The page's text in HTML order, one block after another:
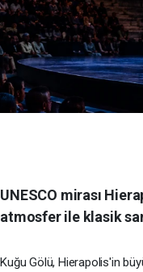
UNESCO mirası
atmosfer ile klasik
Kuğu Gölü, Hierapolis'in